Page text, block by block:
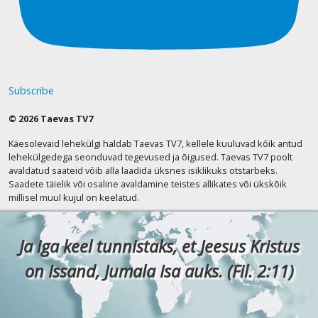
Subscribe
© 2026 Taevas TV7
Käesolevaid lehekülgi haldab Taevas TV7, kellele kuuluvad kõik antud
lehekülgedega seonduvad tegevused ja õigused. Taevas TV7 poolt
avaldatud saateid võib alla laadida üksnes isiklikuks otstarbeks.
Saadete täielik või osaline avaldamine teistes allikates või ükskõik
millisel muul kujul on keelatud.
Ja iga keel tunnistaks, et Jeesus Kristus
on Issand, Jumala Isa auks. (Fil. 2:11)